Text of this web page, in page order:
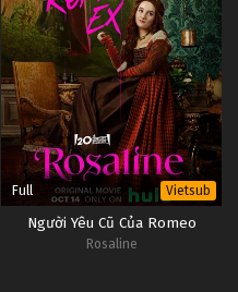
Full Vietsub
Người Yêu Cũ Của Romeo
Rosaline